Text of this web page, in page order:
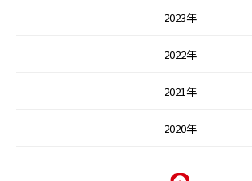
2023年
2022年
2021年
2020年